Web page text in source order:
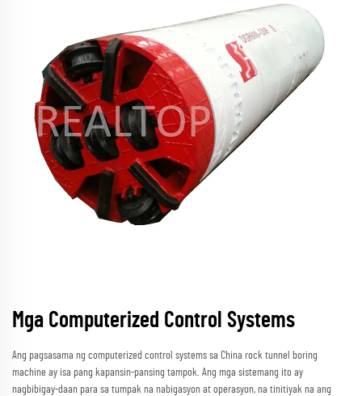
Mga Computerized Control Systems
Ang pagsasama ng computerized control systems sa China rock tunnel boring
machine ay isa pang kapansin-pansing tampok. Ang mga sistemang ito ay
nagbibigay-daan para sa tumpak na nabigasyon at operasyon, na tinitiyak na ang